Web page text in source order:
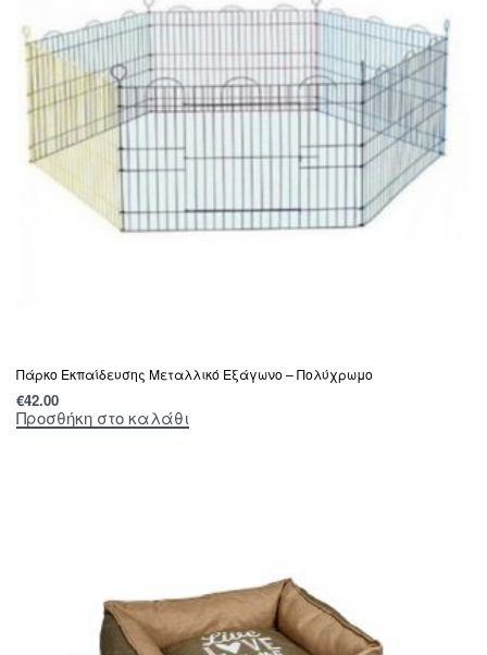
Πάρκο Εκπαίδευσης Μεταλλικό Εξάγωνο – Πολύχρωμο
€42.00
Προσθήκη στο καλάθι